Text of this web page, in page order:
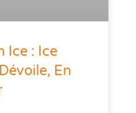
Ice : Ice
En